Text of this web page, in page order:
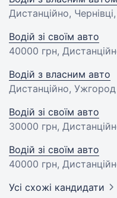
Дистанційно,
Водій зі своїм авто
40000 грн,
Водій з власним авто
Дистанційно, Ужгород
Водій зі своїм авто
30000 грн,
Водій зі своїм авто
40000 грн,
Усі схожі кандидати